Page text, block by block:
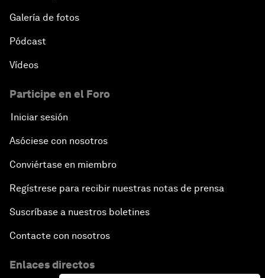
Galería de fotos
Pódcast
Vídeos
Participe en el Foro
Iniciar sesión
Asóciese con nosotros
Conviértase en miembro
Regístrese para recibir nuestras notas de prensa
Suscríbase a nuestros boletines
Contacte con nosotros
Enlaces directos